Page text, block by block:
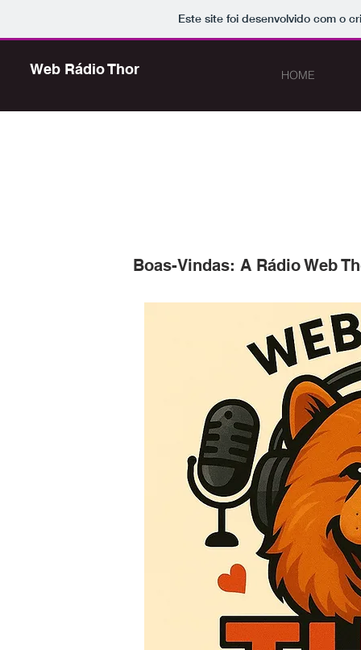
Este site foi desenvolvido com o
Web Rádio Thor HOME
Boas-Vindas: A Rádio Web